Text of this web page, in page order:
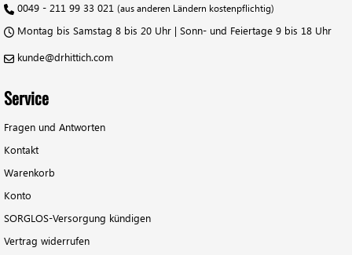
0049 - 211 99 33 021(aus anderen Ländern kostenpflichtig)
Montag bis Samstag 8 bis 20 Uhr | Sonn- und Feiertage 9 bis 18 Uhr
kunde@drhittich.com
Service
Fragen und Antworten
Kontakt
Warenkorb
Konto
SORGLOS-Versorgung kündigen
Vertrag widerrufen